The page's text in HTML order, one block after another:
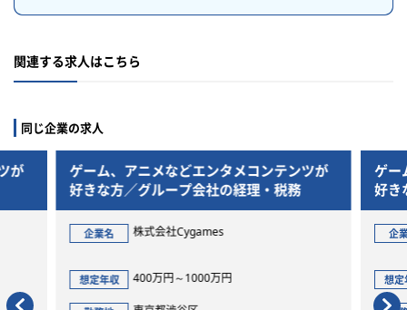
関連する求人はこちら
同じ企業の求人
が
ゲーム、アニメなどエンタメコンテンツが
好きな方／グループ会社の経理・税務
企業名 株式会社Cygames
想定年収 400万円～1000万円
ゲー
好き
企
想定